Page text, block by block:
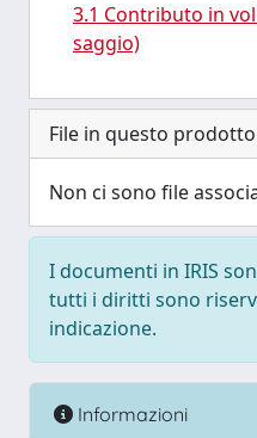
3.1 Contributo in
saggio)
File in questo
Non ci sono file
I documenti in IRIS
tutti i diritti sono
indicazione.
Informazioni